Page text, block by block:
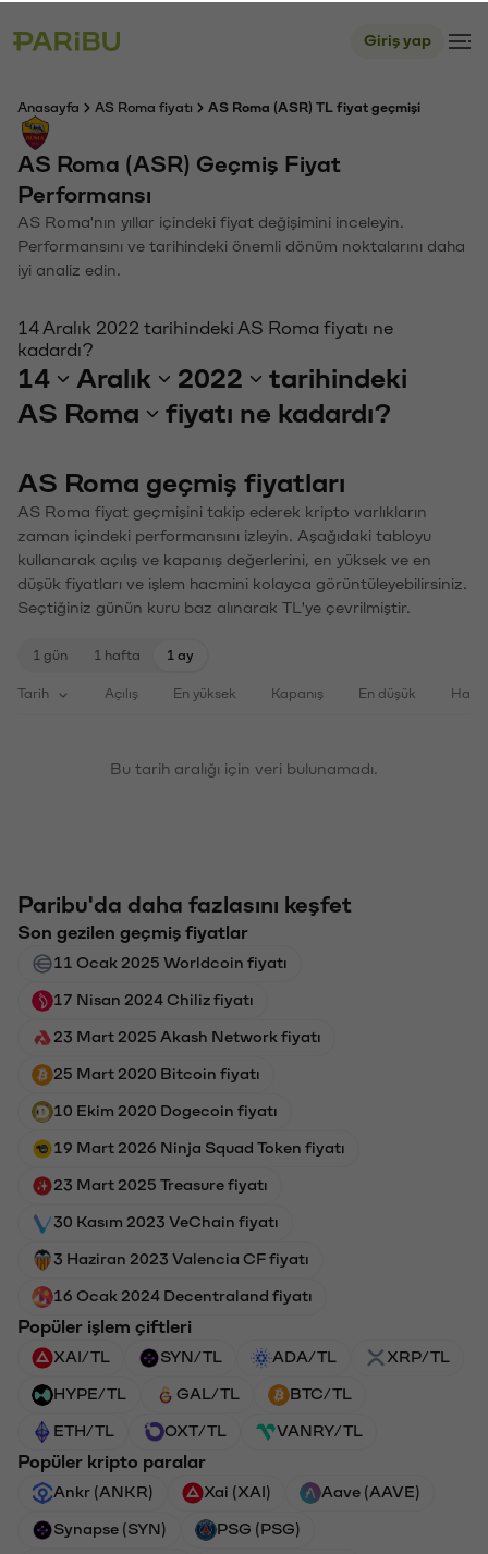
Giriş yap
Anasayfa AS Roma fiyatı AS Roma (ASR) TL fiyat geçmişi
AS Roma (ASR) Geçmiş Fiyat
Performansı
AS Roma'nın yıllar içindeki fiyat değişimini inceleyin.
Performansını ve tarihindeki önemli dönüm noktalarını daha
iyi analiz edin.
14 Aralık 2022 tarihindeki AS Roma fiyatı ne
kadardı?
14 Aralık 2022
tarihindeki
AS Roma
fiyatı ne kadardı?
AS Roma geçmiş fiyatları
AS Roma fiyat geçmişini takip ederek kripto varlıkların
zaman içindeki performansını izleyin. Aşağıdaki tabloyu
kullanarak açılış ve kapanış değerlerini, en yüksek ve en
düşük fiyatları ve işlem hacmini kolayca görüntüleyebilirsiniz.
Seçtiğiniz günün kuru baz alınarak TL'ye çevrilmiştir.
1 gün 1 hafta 1 ay
Tarih Açılış En yüksek Kapanış En düşük
Bu tarih aralığı için veri bulunamadı.
Paribu'da daha fazlasını keşfet
Son gezilen geçmiş fiyatlar
11 Ocak 2025 Worldcoin fiyatı
17 Nisan 2024 Chiliz fiyatı
23 Mart 2025 Akash Network fiyatı
25 Mart 2020 Bitcoin fiyatı
10 Ekim 2020 Dogecoin fiyatı
19 Mart 2026 Ninja Squad Token fiyatı
23 Mart 2025 Treasure fiyatı
30 Kasım 2023 VeChain fiyatı
3 Haziran 2023 Valencia CF fiyatı
16 Ocak 2024 Decentraland fiyatı
Popüler işlem çiftleri
XAI/TL SYN/TL ADA/TL XRP/TL
HYPE/TL GAL/TL BTC/TL
ETH/TL OXT/TL VANRY/TL
Popüler kripto paralar
Ankr (ANKR) Xai (XAI) Aave (AAVE)
Synapse (SYN) PSG (PSG)